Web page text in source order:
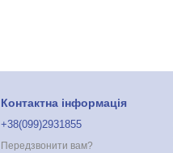
Контактна інформація
+38(099)2931855
Передзвонити вам?